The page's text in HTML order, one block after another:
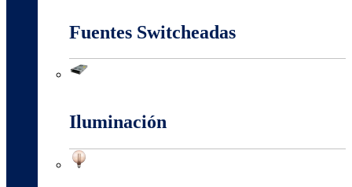
Fuentes Switcheadas
Iluminación